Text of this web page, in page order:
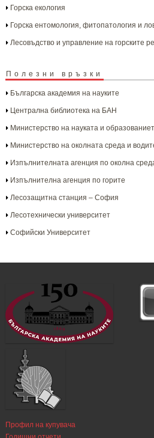
Горска екология
Горска ентомология, фитопатология и
Лесовъдство и управление на горските
Полезни връзки
Българска aкадемия на науките
Централна библиотека на БАН
Министерство на науката и
Министерство на околната среда и
Изпълнителната агенция по околна
Изпълнителна агенция по горите
Лесозащитна станция – София
Лесотехнически университет
Софийски Университет
Профил на купувача